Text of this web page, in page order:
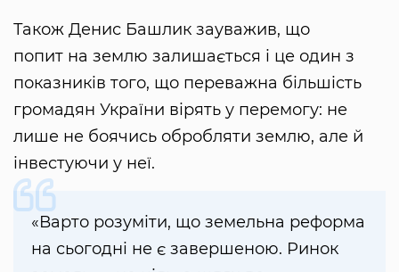
Також Денис Башлик зауважив, що
попит на землю залишається і це один з
показників того, що переважна більшість
громадян України вірять у перемогу: не
лише не боячись обробляти землю, але й
інвестуючи у неї.
«Варто розуміти, що земельна реформа
на сьогодні не є завершеною. Ринок